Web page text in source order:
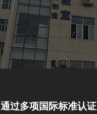
通过多项国际标准认证